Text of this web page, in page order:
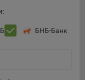
БНБ-Банк